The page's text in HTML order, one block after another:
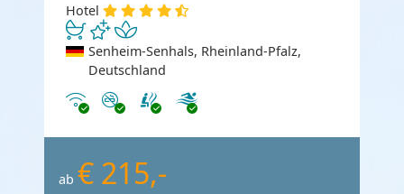
Hotel
Senheim-Senhals, Rheinland-Pfalz,
Deutschland
InternetNichtraucher
ab € 215,-